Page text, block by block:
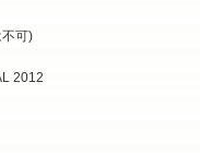
可)
2012